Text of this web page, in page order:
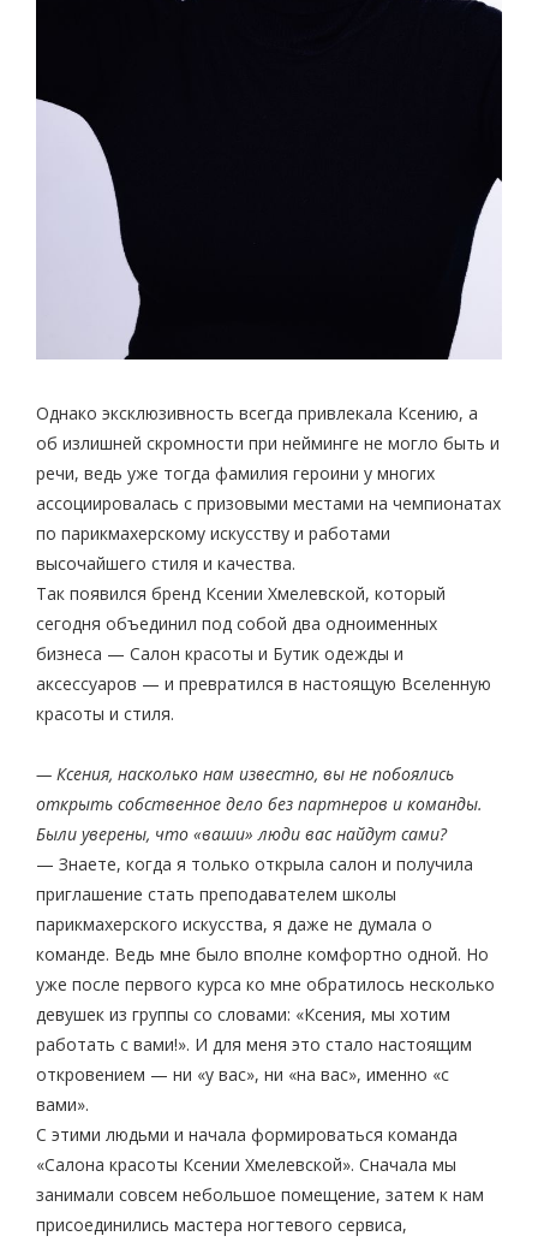
Однако эксклюзивность всегда привлекала Ксению, а
об излишней скромности при нейминге не могло быть и
речи, ведь уже тогда фамилия героини у многих
ассоциировалась с призовыми местами на чемпионатах
по парикмахерскому искусству и работами
высочайшего стиля и качества.
Так появился бренд Ксении Хмелевской, который
сегодня объединил под собой два одноименных
бизнеса — Салон красоты и Бутик одежды и
аксессуаров — и превратился в настоящую Вселенную
красоты и стиля.
— Ксения, насколько нам известно, вы не побоялись
открыть собственное дело без партнеров и команды.
Были уверены, что «ваши» люди вас найдут сами?
— Знаете, когда я только открыла салон и получила
приглашение стать преподавателем школы
парикмахерского искусства, я даже не думала о
команде. Ведь мне было вполне комфортно одной. Но
уже после первого курса ко мне обратилось несколько
девушек из группы со словами: «Ксения, мы хотим
работать с вами!». И для меня это стало настоящим
откровением — ни «у вас», ни «на вас», именно «с
вами».
С этими людьми и начала формироваться команда
«Салона красоты Ксении Хмелевской». Сначала мы
занимали совсем небольшое помещение, затем к нам
присоединились мастера ногтевого сервиса,